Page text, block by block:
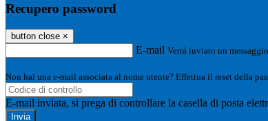
Recupero password
button close ×
E-mail Verrà inviato un
Non hai una e-mail associata al nome utente? Effettua il reset della
E-mail inviata, si prega di controllare la casella di posta